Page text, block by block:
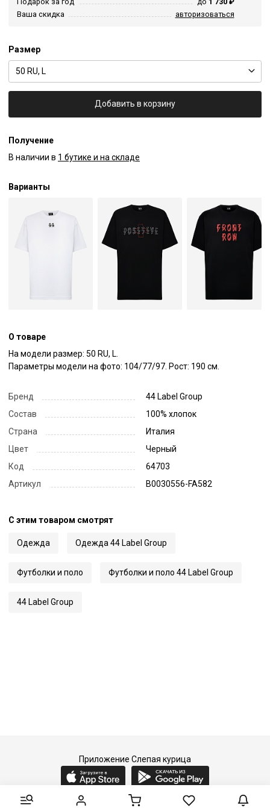
Ваша скидка
авторизоваться
Размер
50 RU, L
Добавить в корзину
Получение
В наличии в 1 бутике и на складе
Варианты
О товаре
На модели размер: 50 RU, L.
Параметры модели на фото: 104/77/97. Рост: 190 см.
Бренд
44 Label Group
Состав
100% хлопок
Страна
Италия
Цвет
Черный
Код
64703
Артикул
B0030556-FA582
С этим товаром смотрят
Одежда Одежда 44 Label Group
Футболки и поло Футболки и поло 44 Label Group
44 Label Group
Приложение Слепая курица
2015-2026 © Слепая курица - fashion concept store.